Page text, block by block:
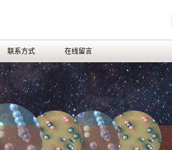
联系方式 在线留言